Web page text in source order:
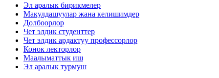
Эл аралык бирикмелер
Макулдашуулар жана келишимдер
Долбоорлор
Чет элдик студенттер
Чет элдик ардактуу профессорлор
Конок лекторлор
Маалыматтык иш
Эл аралык турмуш